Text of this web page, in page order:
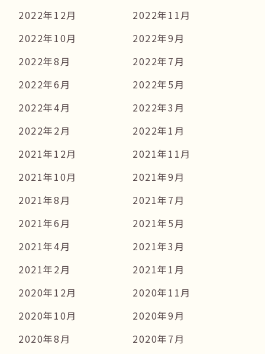
2022年12月
2022年11月
2022年10月
2022年9月
2022年8月
2022年7月
2022年6月
2022年5月
2022年4月
2022年3月
2022年2月
2022年1月
2021年12月
2021年11月
2021年10月
2021年9月
2021年8月
2021年7月
2021年6月
2021年5月
2021年4月
2021年3月
2021年2月
2021年1月
2020年12月
2020年11月
2020年10月
2020年9月
2020年8月
2020年7月